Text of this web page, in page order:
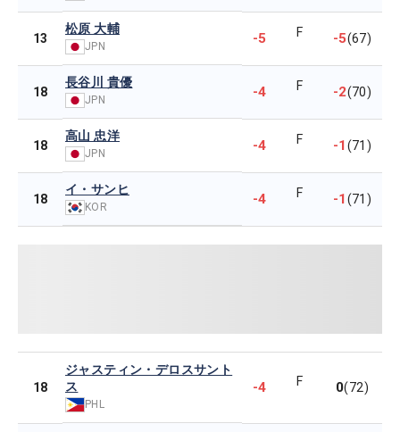
13
松原 大輔
JPN -5 F -5(67)
18
長谷川 貴優
JPN -4 F -2(70)
18
高山 忠洋
JPN -4 F -1(71)
18
イ・サンヒ
KOR -4 F -1(71)
18
ジャスティン・デロスサント
ス
PHL
-4 F 0(72)